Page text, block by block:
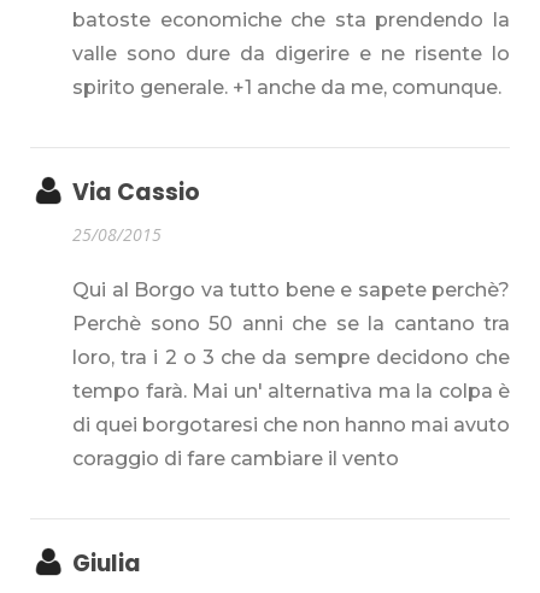
batoste economiche che sta prendendo la
valle sono dure da digerire e ne risente lo
spirito generale. +1 anche da me, comunque.
Via Cassio
25/08/2015
Qui al Borgo va tutto bene e sapete perchè?
Perchè sono 50 anni che se la cantano tra
loro, tra i 2 o 3 che da sempre decidono che
tempo farà. Mai un' alternativa ma la colpa è
di quei borgotaresi che non hanno mai avuto
coraggio di fare cambiare il vento
Giulia